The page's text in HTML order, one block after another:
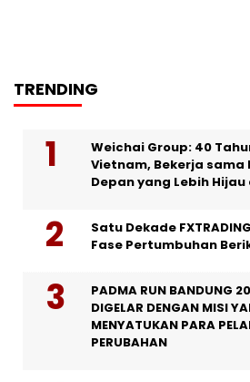
TRENDING
Weichai Group: 40
Vietnam, Bekerja sama
Depan yang Lebih
Satu Dekade
Fase Pertumbuhan
PADMA RUN BANDUNG
DIGELAR DENGAN MISI
MENYATUKAN PARA
PERUBAHAN